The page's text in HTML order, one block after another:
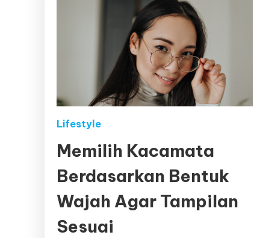
Lifestyle
Memilih Kacamata
Berdasarkan Bentuk
Wajah Agar Tampilan
Sesuai